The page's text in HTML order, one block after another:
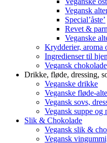
Vegansk
Special’åste’
Revet &
Veganske
Krydderier, aroma
Ingredienser til
Vegansk
Drikke, fløde, dressing,
Veganske drikke
Veganske fløde-
Vegansk sovs,
Vegansk suppe og
Slik & Chokolade
Vegansk slik &
Vegansk